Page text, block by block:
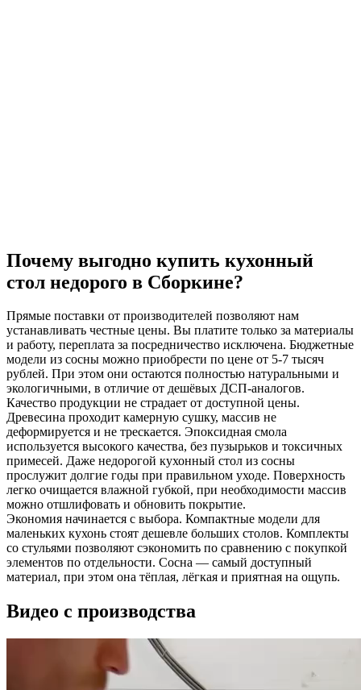
Почему выгодно купить кухонный
стол недорого в Сборкине?
Прямые поставки от производителей позволяют нам
устанавливать честные цены. Вы платите только за материалы
и работу, переплата за посредничество исключена. Бюджетные
модели из сосны можно приобрести по цене от 5-7 тысяч
рублей. При этом они остаются полностью натуральными и
экологичными, в отличие от дешёвых ДСП-аналогов.
Качество продукции не страдает от доступной цены.
Древесина проходит камерную сушку, массив не
деформируется и не трескается. Эпоксидная смола
используется высокого качества, без пузырьков и токсичных
примесей. Даже недорогой кухонный стол из сосны
прослужит долгие годы при правильном уходе. Поверхность
легко очищается влажной губкой, при необходимости массив
можно отшлифовать и обновить покрытие.
Экономия начинается с выбора. Компактные модели для
маленьких кухонь стоят дешевле больших столов. Комплекты
со стульями позволяют сэкономить по сравнению с покупкой
элементов по отдельности. Сосна — самый доступный
материал, при этом она тёплая, лёгкая и приятная на ощупь.
Видео с производства